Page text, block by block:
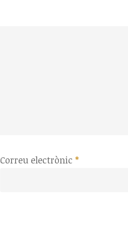
Correu electrònic *